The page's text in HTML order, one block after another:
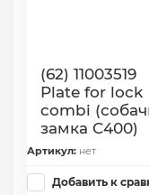
(62) 11003519
Plate for lock
combi
замка C400)
Артикул: нет
Добавить к